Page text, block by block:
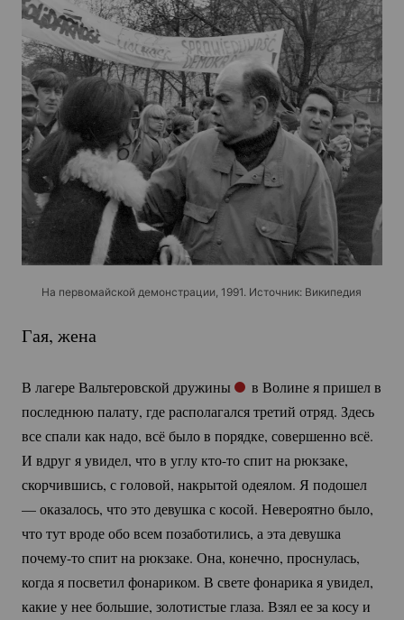
На первомайской демонстрации, 1991. Источник: Википедия
Гая, жена
В лагере Вальтеровской дружины
в Волине я пришел в
последнюю палату, где располагался третий отряд. Здесь
все спали как надо, всё было в порядке, совершенно всё.
И вдруг я увидел, что в углукто-тоспит на рюкзаке,
скорчившись, с головой, накрытой одеялом. Я подошел
— оказалось, что это девушка с косой. Невероятно было,
что тут вроде обо всем позаботились, а эта девушка
почему-тоспит на рюкзаке. Она, конечно, проснулась,
когда я посветил фонариком. В свете фонарика я увидел,
какие у нее большие, золотистые глаза. Взял ее за косу и